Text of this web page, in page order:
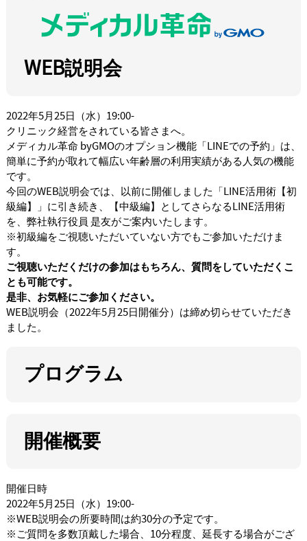
WEB説明会
2022年5月25日（水）19:00-
クリニック経営をされている皆さまへ。
メディカル革命 byGMOのオプション機能「LINEでの予約」は、
簡単に予約が取れて幅広い年齢層の利用実績がある人気の機能
です。
今回のWEB説明会では、以前に開催しました「LINE活用術【初
級編】」に引き続き、【中級編】としてさらなるLINE活用術
を、弊社執行役員 是友がご案内いたします。
※初級編をご視聴いただいていない方でもご参加いただけま
す。
ご視聴いただくだけの参加はもちろん、質問をしていただくこ
とも可能です。
是非、お気軽にご参加ください。
WEB説明会（2022年5月25日開催分）は締め切らせていただき
ました。
プログラム
開催概要
開催日時
2022年5月25日（水）19:00-
※WEB説明会の所要時間は約30分の予定です。
※ご質問を多数頂戴した場合、10分程度、延長する場合がござ